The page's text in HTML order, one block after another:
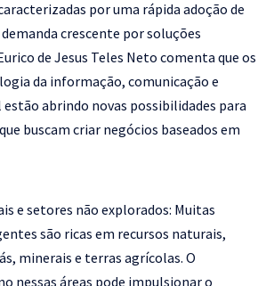
por uma rápida adoção de
crescente por soluções
de Jesus Teles Neto comenta que os
da informação, comunicação e
abrindo novas possibilidades para
buscam criar negócios baseados em
e setores não explorados: Muitas
são ricas em recursos naturais,
minerais e terras agrícolas. O
nessas áreas pode impulsionar o